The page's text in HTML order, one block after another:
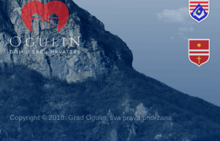
Copyright © 2018. Grad Ogulin, sva prava pridržana.